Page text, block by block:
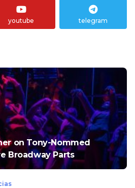
youtube telegram
on Tony-Nommed
Broadway Parts